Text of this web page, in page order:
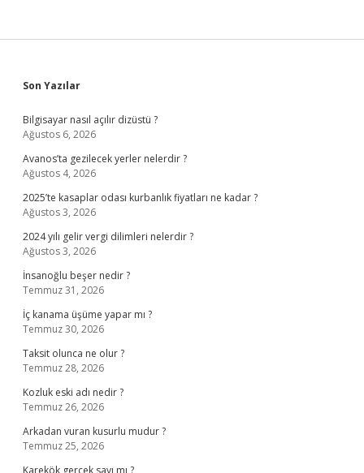
Sidebar
Son Yazılar
Bilgisayar nasıl açılır dizüstü ?
Ağustos 6, 2026
Avanos’ta gezilecek yerler nelerdir ?
Ağustos 4, 2026
2025’te kasaplar odası kurbanlık fiyatları ne kadar ?
Ağustos 3, 2026
2024 yılı gelir vergi dilimleri nelerdir ?
Ağustos 3, 2026
İnsanoğlu beşer nedir ?
Temmuz 31, 2026
İç kanama üşüme yapar mı ?
Temmuz 30, 2026
Taksit olunca ne olur ?
Temmuz 28, 2026
Kozluk eski adı nedir ?
Temmuz 26, 2026
Arkadan vuran kusurlu mudur ?
Temmuz 25, 2026
Karekök gerçek sayı mı ?